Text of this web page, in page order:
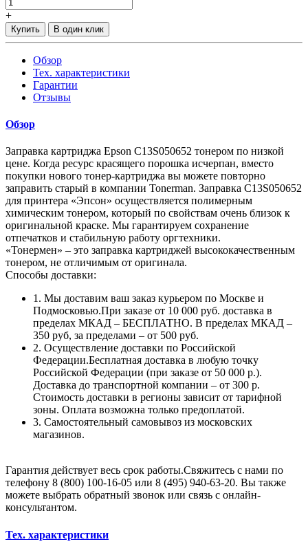
+
Купить В один клик
Обзор
Тех. характеристики
Гарантии
Отзывы
Обзор
Заправка картриджа Epson C13S050652 тонером по низкой
цене. Когда ресурс красящего порошка исчерпан, вместо
покупки нового тонер-картриджа вы можете повторно
заправить старый в компании Tonerman. Заправка C13S050652
для принтера «Эпсон» осуществляется полимерным
химическим тонером, который по свойствам очень близок к
оригинальной краске. Мы гарантируем сохранение
отпечатков и стабильную работу оргтехники.
«Тонермен» – это заправка картриджей высококачественным
тонером, не отличимым от оригинала.
Способы доставки:
1. Мы доставим ваш заказ курьером по Москве и
Подмосковью.При заказе от 10 000 руб. доставка в
пределах МКАД – БЕСПЛАТНО. В пределах МКАД –
350 руб, за пределами – от 500 руб.
2. Осуществление доставки по Российской
Федерации.Бесплатная доставка в любую точку
Российской Федерации (при заказе от 50 000 р.).
Доставка до транспортной компании – от 300 р.
Стоимость доставки в регионы зависит от тарифной
зоны. Оплата возможна только предоплатой.
3. Самостоятельный самовывоз из московских
магазинов.
Гарантия действует весь срок работы.Свяжитесь с нами по
телефону 8 (800) 100-16-05 или 8 (495) 940-63-20. Вы также
можете выбрать обратный звонок или связь с онлайн-
консультантом.
Тех. характеристики